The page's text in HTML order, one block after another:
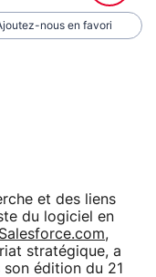
nous en favori
et des liens
du logiciel en
Salesforce.com,
stratégique, a
édition du 21